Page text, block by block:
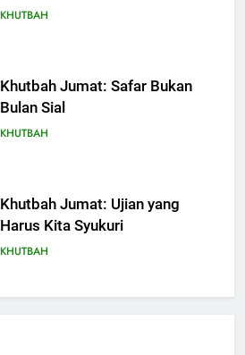
dalam Jiwa Manusia
KHUTBAH
Khutbah Jumat: Safar Bukan
Bulan Sial
KHUTBAH
Khutbah Jumat: Ujian yang
Harus Kita Syukuri
KHUTBAH